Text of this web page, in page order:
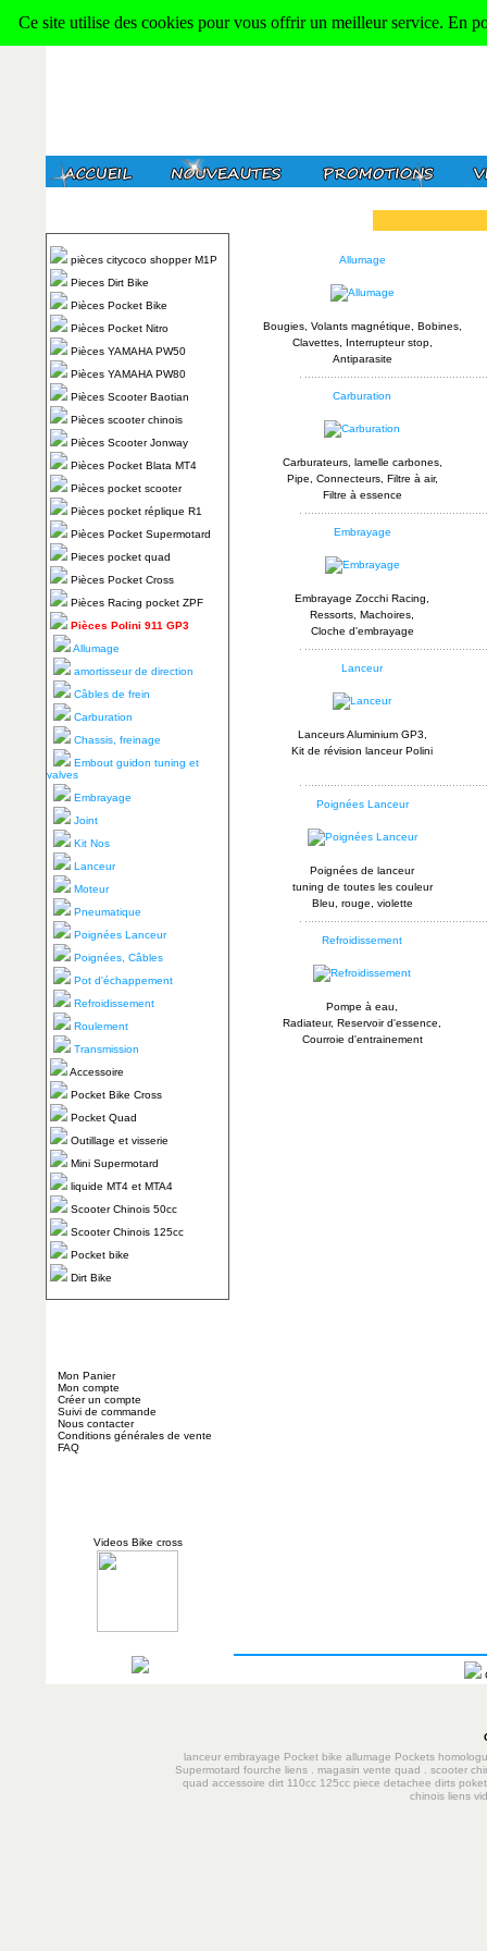
pièces citycoco shopper M1P
Pieces Dirt Bike
Pièces Pocket Bike
Pièces Pocket Nitro
Pièces YAMAHA PW50
Pièces YAMAHA PW80
Pièces Scooter Baotian
Pièces scooter chinois
Pièces Scooter Jonway
Pièces Pocket Blata MT4
Pièces pocket scooter
Pièces pocket réplique R1
Pièces Pocket Supermotard
Pieces pocket quad
Pièces Pocket Cross
Pièces Racing pocket ZPF
Pièces Polini 911 GP3
Allumage
amortisseur de direction
Câbles de frein
Carburation
Chassis, freinage
Embout guidon tuning et
valves
Embrayage
Joint
Kit Nos
Lanceur
Moteur
Pneumatique
Poignées Lanceur
Poignées, Câbles
Pot d'échappement
Refroidissement
Roulement
Transmission
Accessoire
Pocket Bike Cross
Pocket Quad
Outillage et visserie
Mini Supermotard
liquide MT4 et MTA4
Scooter Chinois 50cc
Scooter Chinois 125cc
Pocket bike
Dirt Bike
Mon Panier
Mon compte
Créer un compte
Suivi de commande
Nous contacter
Conditions générales de vente
FAQ
Videos Bike cross
Allumage
Bougies, Volants magnétique, Bobines,
Clavettes, Interrupteur stop,
Antiparasite
Carburation
Carburateurs, lamelle carbones,
Pipe, Connecteurs, Filtre à air,
Filtre à essence
Embrayage
Embrayage Zocchi Racing,
Ressorts, Machoires,
Cloche d'embrayage
Lanceur
Lanceurs Aluminium GP3,
Kit de révision lanceur Polini
Poignées Lanceur
Poignées de lanceur
tuning de toutes les couleur
Bleu, rouge, violette
Refroidissement
Pompe à eau,
Radiateur, Reservoir d'essence,
Courroie d'entrainement
lanceur embrayage Pocket bike allumage Pockets
Supermotard fourche liens magasin vente quad
scooter
quad accessoire dirt 110cc 125cc piece detachee dirts
chinois liens
Ce site utilise des cookies pour vous offrir un meilleur service. En